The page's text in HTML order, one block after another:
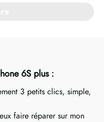
6S plus :
3 petits clics, simple,
faire réparer sur mon